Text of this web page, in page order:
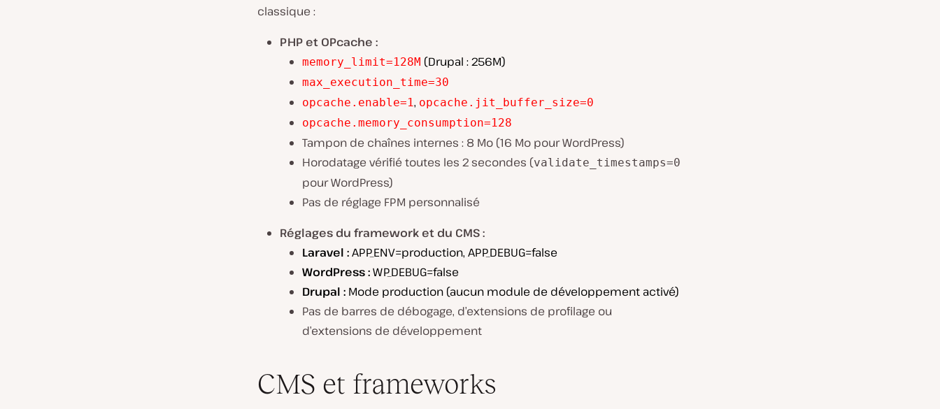
classique :
PHP et OPcache :
memory_limit=128M (Drupal : 256M)
max_execution_time=30
opcache.enable=1, opcache.jit_buffer_size=0
opcache.memory_consumption=128
Tampon de chaînes internes : 8 Mo (16 Mo pour WordPress)
Horodatage vérifié toutes les 2 secondes (validate_timestamps=0
pour WordPress)
Pas de réglage FPM personnalisé
Réglages du framework et du CMS :
Laravel :APP_ENV=production, APP_DEBUG=false
WordPress :WP_DEBUG=false
Drupal : Mode production (aucun module de développement activé)
Pas de barres de débogage, d’extensions de profilage ou
d’extensions de développement
CMS et frameworks